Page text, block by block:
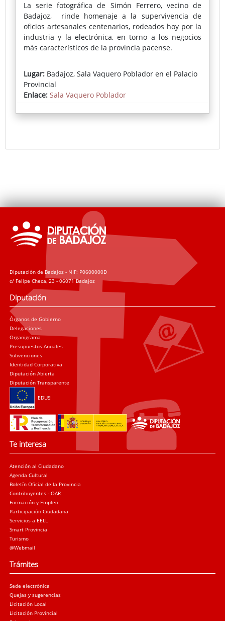
La serie fotográfica de Simón Ferrero, vecino de
Badajoz, rinde homenaje a la supervivencia de
oficios artesanales centenarios, rodeados hoy por la
industria y la electrónica, en torno a los negocios
más característicos de la provincia pacense.
que emociona por su belleza y su plasticidad, por
un uso exquisito de la luz y por su audaz
acercamiento a ciertas tendencias de la pintura
especialmente). Un resultado que invita a la
manos de artesanos de distintos sectores.
Lugar: Badajoz, Sala Vaquero Poblador en el Palacio
Provincial
Enlace: Sala Vaquero Poblador
Diputación de Badajoz - NIF: P0600000D
c/ Felipe Checa, 23 - 06071 Badajoz
Diputación
Órganos de Gobierno
Delegaciones
Organigrama
Presupuestos Anuales
Subvenciones
Identidad Corporativa
Diputación Abierta
Diputación Transparente
EDUSI
Te interesa
Atención al Ciudadano
Agenda Cultural
Boletín Oficial de la Provincia
Contribuyentes - OAR
Formación y Empleo
Participación Ciudadana
Servicios a EELL
Smart Provincia
Turismo
@Webmail
Trámites
Sede electrónica
Quejas y sugerencias
Licitación Local
Licitación Provincial